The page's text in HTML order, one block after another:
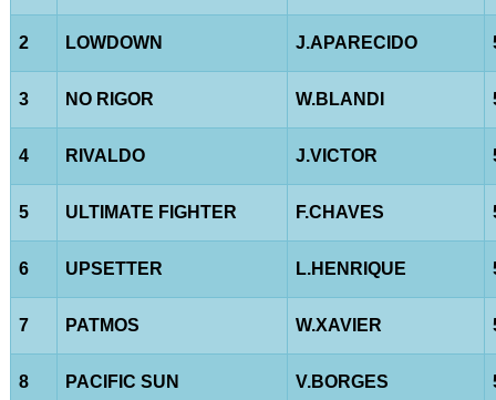
2 LOWDOWN J.APARECIDO
3 NO RIGOR W.BLANDI
4 RIVALDO J.VICTOR
5 ULTIMATE FIGHTER F.CHAVES
6 UPSETTER L.HENRIQUE
7 PATMOS W.XAVIER
8 PACIFIC SUN V.BORGES